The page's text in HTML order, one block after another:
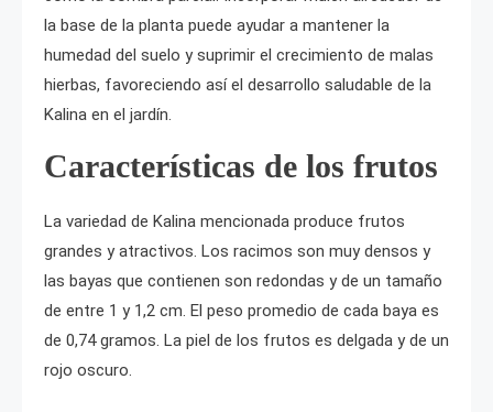
la base de la planta puede ayudar a mantener la
humedad del suelo y suprimir el crecimiento de malas
hierbas, favoreciendo así el desarrollo saludable de la
Kalina en el jardín.
Características de los frutos
La variedad de Kalina mencionada produce frutos
grandes y atractivos. Los racimos son muy densos y
las bayas que contienen son redondas y de un tamaño
de entre 1 y 1,2 cm. El peso promedio de cada baya es
de 0,74 gramos. La piel de los frutos es delgada y de un
rojo oscuro.